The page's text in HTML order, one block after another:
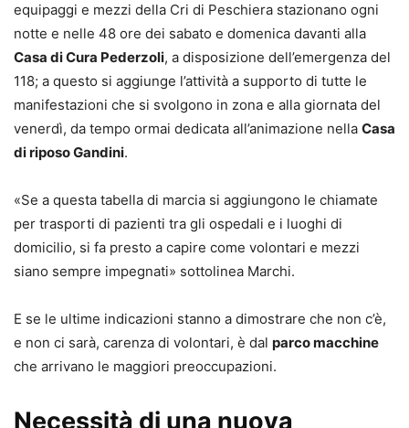
equipaggi e mezzi della Cri di Peschiera stazionano ogni
notte e nelle 48 ore dei sabato e domenica davanti alla
Casa di Cura Pederzoli, a disposizione dell’emergenza del
118; a questo si aggiunge l’attività a supporto di tutte le
manifestazioni che si svolgono in zona e alla giornata del
venerdì, da tempo ormai dedicata all’animazione nella Casa
di riposo Gandini.
«Se a questa tabella di marcia si aggiungono le chiamate
per trasporti di pazienti tra gli ospedali e i luoghi di
domicilio, si fa presto a capire come volontari e mezzi
siano sempre impegnati» sottolinea Marchi.
E se le ultime indicazioni stanno a dimostrare che non c’è,
e non ci sarà, carenza di volontari, è dal parco macchine
che arrivano le maggiori preoccupazioni.
Necessità di una nuova